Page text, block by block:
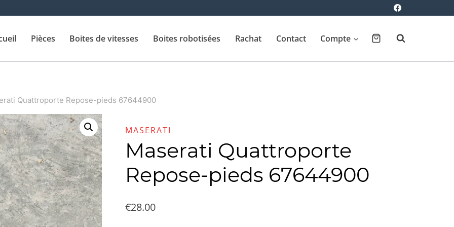
Pièces Boites de vitesses Boites robotisées Rachat Contact Compte
Quattroporte Repose-pieds 67644900
MASERATI
Maserati Quattroporte
Repose-pieds 67644900
€28.00